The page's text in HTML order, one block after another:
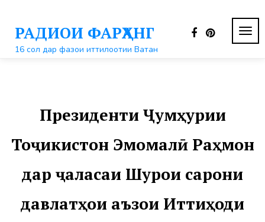
контентуРАДИОИ ФАРҲАНГ
16 сол дар фазои иттилоотии Ватан
Президенти Ҷумҳурии
Тоҷикистон Эмомалӣ Раҳмон
дар ҷаласаи Шурои сарони
давлатҳои аъзои Иттиҳоди